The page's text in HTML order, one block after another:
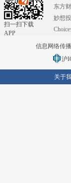
扫一扫下载
APP
东方
妙想
信息网络传
沪
关于